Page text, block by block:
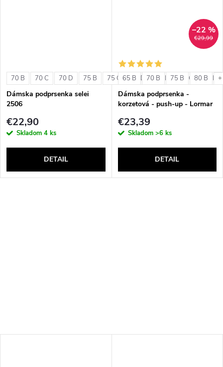
70 B 70 C 70 D 75 B 75 C 75 D 80 B 80 C 80 D
Dámska podprsenka selei
2506
€22,90
Skladom 4 ks
DETAIL
€29,99
–22 %
65 B 70 B 75 B 80 B
Dámska podprsenka -
korzetová - push-up - Lormar
€23,39
Skladom >6 ks
DETAIL